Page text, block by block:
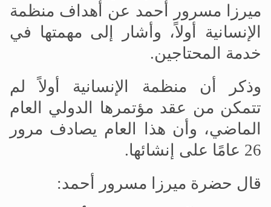
ميرزا مسرور أحمد عن أهداف منظمة
الإنسانية أولاً، وأشار إلى مهمتها في
خدمة المحتاجين.
وذكر أن منظمة الإنسانية أولاً لم
تتمكن من عقد مؤتمرها الدولي العام
الماضي، وأن هذا العام يصادف مرور
26 عامًا على إنشائها.
قال حضرة ميرزا مسرور أحمد: